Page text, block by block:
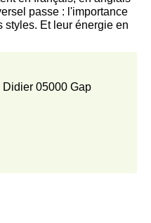
passe : l'importance
styles. Et leur énergie en
Didier 05000 Gap